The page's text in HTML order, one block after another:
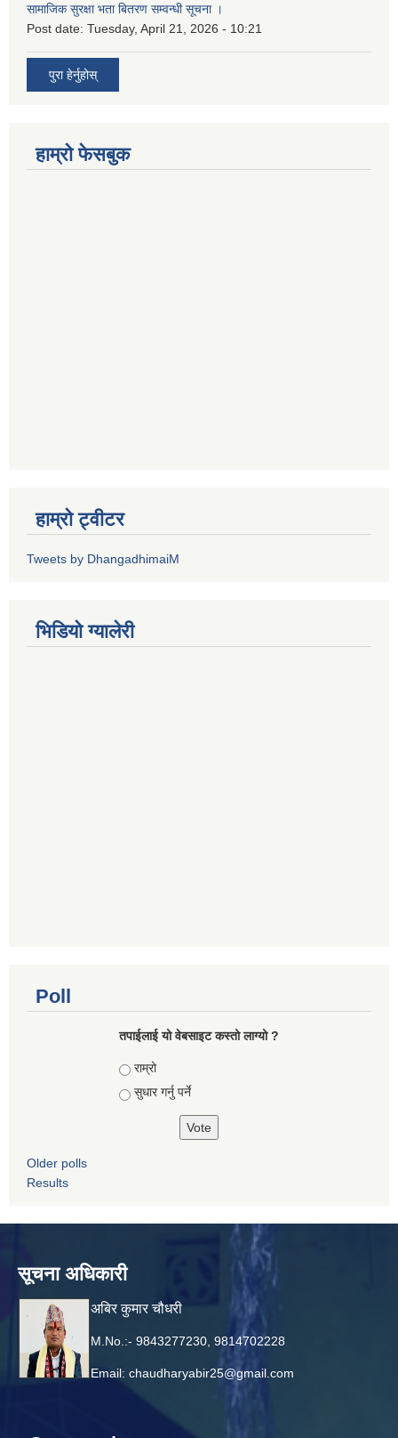
सामाजिक सुरक्षा भता बितरण सम्वन्धी सूचना ।
Post date: Tuesday, April 21, 2026 - 10:21
पुरा हेर्नुहोस्
हाम्रो फेसबुक
हाम्रो ट्वीटर
Tweets by DhangadhimaiM
भिडियाे ग्यालेरी
Poll
तपाई‌लाई यो वेबसाइट कस्तो लाग्यो ?
Choices
राम्रो
सुधार गर्नु पर्ने
Older polls
Results
सूचना अधिकारी
अबिर कुमार चौधरी
M.No.:- 9843277230, 9814702228
Email: chaudharyabir25@gmail.com